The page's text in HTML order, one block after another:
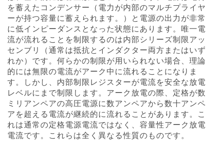
を蓄えたコンデンサー（電力が内部のマルチプライヤ
ーが持つ容量に蓄えられます。）と電源の出力が非常
に低インピーダンスとなった状態にあります。唯一電
流が流れることを制限するのは内部シリーズ制限アッ
センブリ（通常は抵抗とインダクター両方またはいず
れか）です。何らかの制限が用いられない場合、理論
的には無限の電流がアーク中に流れることになりま
す。しかし、内部制限レジスターが電流を安全な放電
レベルにまで制限します。アーク放電の際、定格が数
ミリアンペアの高圧電源に数アンペアから数十アンペ
アを超える電流が継続的に流れることがあります。こ
れは通常の定格電源電流ではなく、容量性アーク放電
電流です。これらは全く異なる性質のものです。